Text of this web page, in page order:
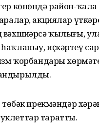
көнөндә район-ҡала
акциялар
вәхшиҙәрсә ҡылығы,
иҫкәртеү
ҡорбандары
төбәк ирекмәндәр
таратты.